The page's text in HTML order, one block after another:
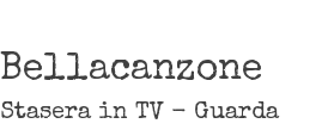
Bellacanzone
Stasera in TV - Guarda